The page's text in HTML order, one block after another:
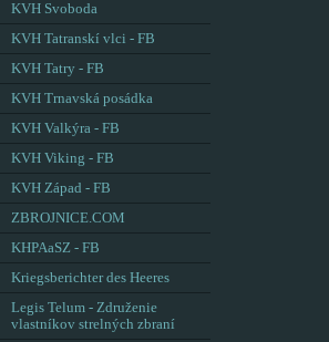
KVH Svoboda
KVH Tatranskí vlci - FB
KVH Tatry - FB
KVH Trnavská posádka
KVH Valkýra - FB
KVH Viking - FB
KVH Západ - FB
ZBROJNICE.COM
KHPAaSZ - FB
Kriegsberichter des Heeres
Legis Telum - Združenie
vlastníkov strelných zbraní